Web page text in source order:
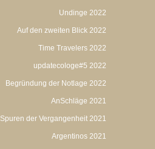
Undinge 2022
Auf den zweiten Blick 2022
Time Travelers 2022
updatecologe#5 2022
Begründung der Notlage 2022
AnSchläge 2021
Spuren der Vergangenheit 2021
Argentinos 2021